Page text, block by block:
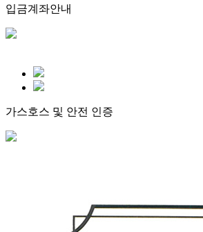
입금계좌안내
가스호스 및 안전 인증